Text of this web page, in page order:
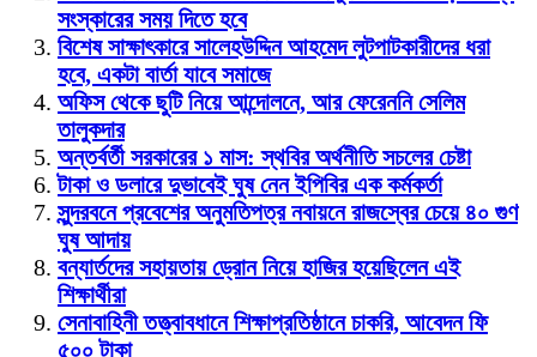
সংস্কারের সময় দিতে হবে
বিশেষ সাক্ষাৎকারে সালেহউদ্দিন আহমেদ লুটপাটকারীদের ধরা
হবে, একটা বার্তা যাবে সমাজে
অফিস থেকে ছুটি নিয়ে আন্দোলনে, আর ফেরেননি সেলিম
তালুকদার
অন্তর্বর্তী সরকারের ১ মাস: স্থবির অর্থনীতি সচলের চেষ্টা
টাকা ও ডলারে দুভাবেই ঘুষ নেন ইপিবির এক কর্মকর্তা
সুন্দরবনে প্রবেশের অনুমতিপত্র নবায়নে রাজস্বের চেয়ে ৪০ গুণ
ঘুষ আদায়
বন্যার্তদের সহায়তায় ড্রোন নিয়ে হাজির হয়েছিলেন এই
শিক্ষার্থীরা
সেনাবাহিনী তত্ত্বাবধানে শিক্ষাপ্রতিষ্ঠানে চাকরি, আবেদন ফি
৫০০ টাকা